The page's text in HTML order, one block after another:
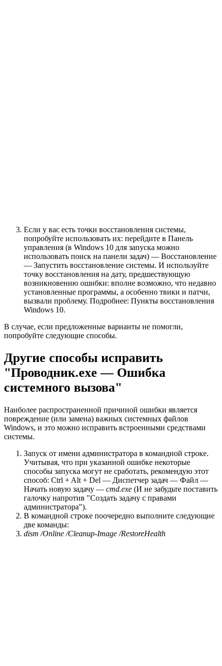
Если у вас есть точки восстановления системы,
попробуйте использовать их: перейдите в Панель
управления (в Windows 10 для запуска можно
использовать поиск на панели задач) — Восстановление
— Запустить восстановление системы. И используйте
точку восстановления на дату, предшествующую
возникновению ошибки: вполне возможно, что недавно
установленные программы, а особенно твики и патчи,
вызвали проблему. Подробнее: Пункты восстановления
Windows 10.
В случае, если предложенные варианты не помогли,
попробуйте следующие способы.
Другие способы исправить
"Проводник.exe — Ошибка
системного вызова"
Наиболее распространенной причиной ошибки является
повреждение (или замена) важных системных файлов
Windows, и это можно исправить встроенными средствами
системы.
Запуск от имени администратора в командной строке.
Учитывая, что при указанной ошибке некоторые
способы запуска могут не сработать, рекомендую этот
способ: Ctrl + Alt + Del — Диспетчер задач — Файл —
Начать новую задачу — cmd.exe (И не забудьте поставить
галочку напротив "Создать задачу с правами
администратора").
В командной строке поочередно выполните следующие
две команды:
dism /Online /Cleanup-Image /RestoreHealth